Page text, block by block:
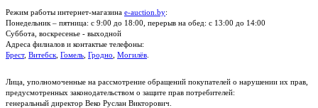
Режим работы интернет-магазина e-auction.by:
Понедельник – пятница: с 9:00 до 18:00, перерыв на обед: с 13:00 до 14:00
Суббота, воскресенье - выходной
Адреса филиалов и контактые телефоны:
Брест, Витебск Гомель Гродно Могилёв
Лица, уполномоченные на рассмотрение обращений покупателей о нарушении их прав,
предусмотренных законодательством о защите прав потребителей:
генеральный директор Веко Руслан Викторович.